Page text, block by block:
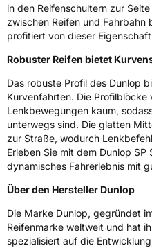
Allgemeine
HerstellerkontaktGoodyear
Gordon
in den Reifenschultern zur
zwischen Reifen und
profitiert von dieser
Robuster Reifen bietet
Das robuste Profil des Dunlop
Kurvenfahrten. Die
Lenkbewegungen kaum,
unterwegs sind. Die glatten
zur Straße, wodurch
Erleben Sie mit dem Dunlop
dynamisches Fahrerlebnis mit
Über den Hersteller Dunlop
Die Marke Dunlop, gegründet
Reifenmarke weltweit und hat
spezialisiert auf die